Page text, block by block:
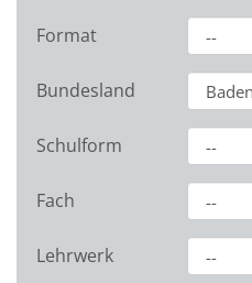
Format
Bundesland
Schulform
Fach
Lehrwerk